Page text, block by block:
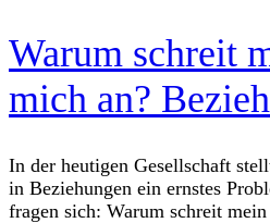
Warum schreit
mich an?
In der heutigen Gesellschaft
in Beziehungen ein ernstes
fragen sich: Warum schreit